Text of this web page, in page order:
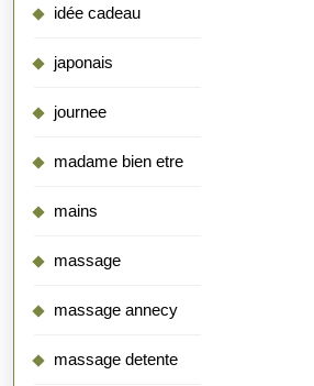
idée cadeau
japonais
journee
madame bien etre
mains
massage
massage annecy
massage detente